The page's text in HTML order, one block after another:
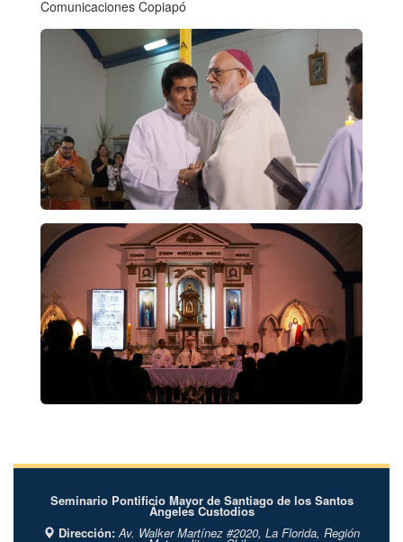
Comunicaciones Copiapó
Seminario Pontificio Mayor de Santiago de los Santos
Ángeles Custodios
Dirección: Av. Walker Martínez #2020, La Florida, Región